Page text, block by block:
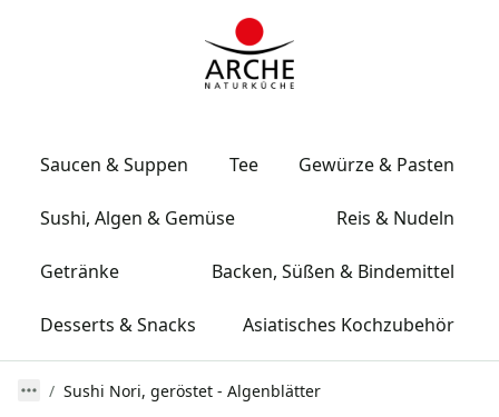
Saucen & Suppen Tee Gewürze & Pasten
Sushi, Algen & Gemüse Reis & Nudeln
Getränke Backen, Süßen & Bindemittel
Desserts & Snacks Asiatisches Kochzubehör
Sushi Nori, geröstet - Algenblätter